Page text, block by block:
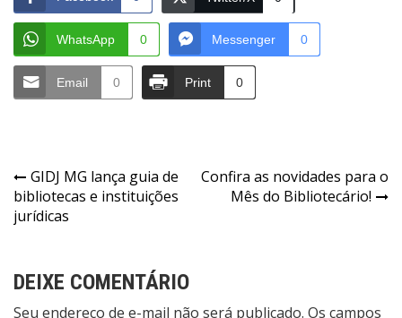
WhatsApp 0 Messenger 0
Email 0 Print 0
Navegação
de
GIDJ MG lança guia de
bibliotecas e instituições
jurídicas
Confira as novidades para o
Mês do Bibliotecário!
DEIXE COMENTÁRIO
Seu endereço de e-mail não será publicado. Os campos